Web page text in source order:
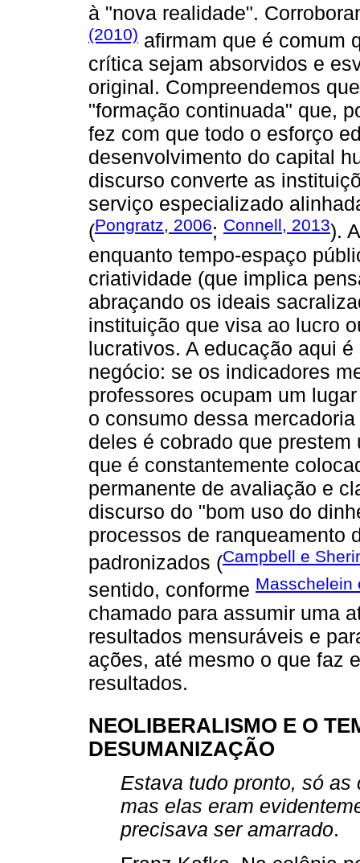
à "nova realidade".
(2010) afirmam que é comum
crítica sejam absorvidos e
original. Compreendemos
"formação continuada" que,
fez com que todo o esforço
desenvolvimento do capital
discurso converte as
serviço especializado
(Pongratz, 2006; Connell, 2013).
enquanto tempo-espaço
criatividade (que implica
abraçando os ideais
instituição que visa ao lucro
lucrativos. A educação aqui
negócio: se os indicadores
professores ocupam um
o consumo dessa
deles é cobrado que
que é constantemente
permanente de avaliação e
discurso do "bom uso do
processos de ranqueamento
padronizados (Campbell e
sentido, conforme Masschelein
chamado para assumir uma
resultados mensuráveis e
ações, até mesmo o que faz
resultados.
NEOLIBERALISMO E O
DESUMANIZAÇÃO
Estava tudo pronto, só
mas elas eram
precisava ser amarrado.